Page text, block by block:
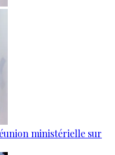
ministérielle sur